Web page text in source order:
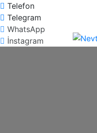
Telefon
Telegram
WhatsApp
İnstagram